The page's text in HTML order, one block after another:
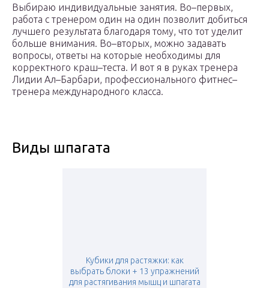
Выбираю индивидуальные занятия. Во–первых,
работа с тренером один на один позволит добиться
лучшего результата благодаря тому, что тот уделит
больше внимания. Во–вторых, можно задавать
вопросы, ответы на которые необходимы для
корректного краш–теста. И вот я в руках тренера
Лидии Ал–Барбари, профессионального фитнес–
тренера международного класса.
Виды шпагата
Кубики для растяжки: как
выбрать блоки + 13 упражнений
для растягивания мышц и шпагата